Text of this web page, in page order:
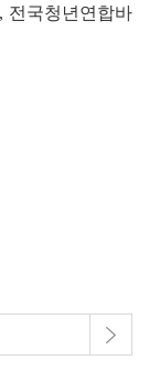
전국청년연합바